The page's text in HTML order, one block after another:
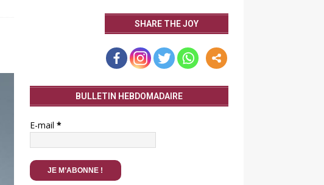
SHARE THE JOY
BULLETIN HEBDOMADAIRE
E-mail *